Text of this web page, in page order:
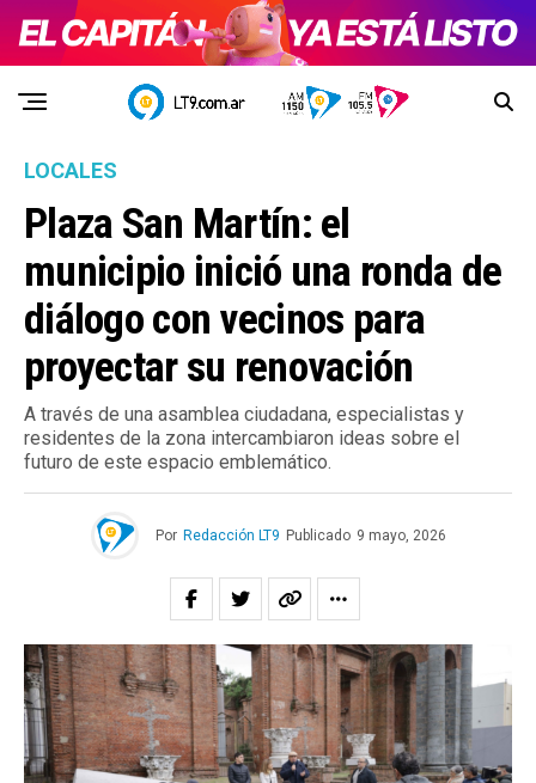
LOCALES
Plaza San Martín: el
municipio inició una ronda de
diálogo con vecinos para
proyectar su renovación
A través de una asamblea ciudadana, especialistas y
residentes de la zona intercambiaron ideas sobre el
futuro de este espacio emblemático.
Por Redacción LT9 Publicado 9 mayo, 2026